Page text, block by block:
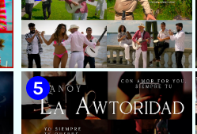
🟡 Susel Gómez (La China) ||
¨Oye Mi Leloley¨ || Director:
Onelio Jesús Larralde González
|| Música popular bailable
cubana || Videoclip || CUBA